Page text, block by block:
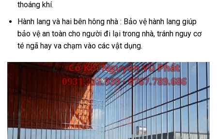
thoáng khí.
Hành lang và hai bên hông nhà : Bảo vệ hành lang giúp
bảo vệ an toàn cho người đi lại trong nhà, tránh nguy cơ
té ngã hay va chạm vào các vật dụng.